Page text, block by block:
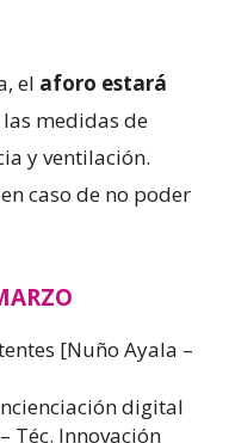
el aforo estará
medidas de
y ventilación.
caso de no poder
[Nuño Ayala –
digital
Téc. Innovación